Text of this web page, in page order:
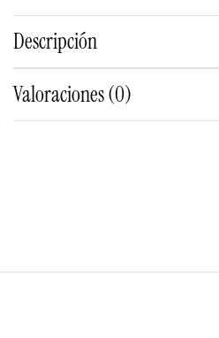
Descripción
Valoraciones (0)